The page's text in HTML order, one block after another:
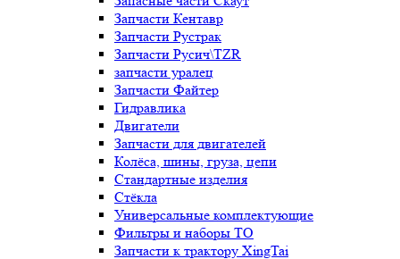
Запчасти Кентавр
Запчасти Рустрак
Запчасти Русич\TZR
запчасти уралец
Запчасти Файтер
Гидравлика
Двигатели
Запчасти для двигателей
Колёса, шины, груза, цепи
Стандартные изделия
Стёкла
Универсальные комплектующие
Фильтры и наборы ТО
Запчасти к трактору XingTai